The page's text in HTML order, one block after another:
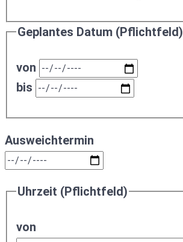
Geplantes Datum (Pflichtfeld)
von
bis
Ausweichtermin
Uhrzeit (Pflichtfeld)
von